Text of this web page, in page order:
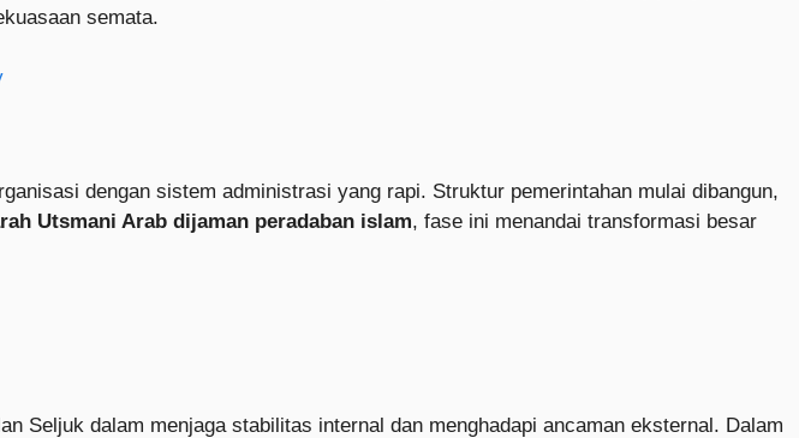
semata.
dengan sistem administrasi yang rapi. Struktur pemerintahan mulai dibangun,
Utsmani Arab dijaman peradaban islam, fase ini menandai transformasi besar
Seljuk dalam menjaga stabilitas internal dan menghadapi ancaman eksternal. Dalam